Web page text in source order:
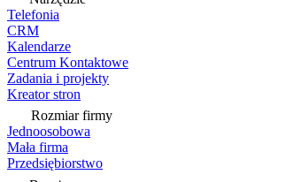
Telefonia
CRM
Kalendarze
Centrum Kontaktowe
Zadania i projekty
Kreator stron
Rozmiar firmy
Jednoosobowa
Mała firma
Przedsiębiorstwo